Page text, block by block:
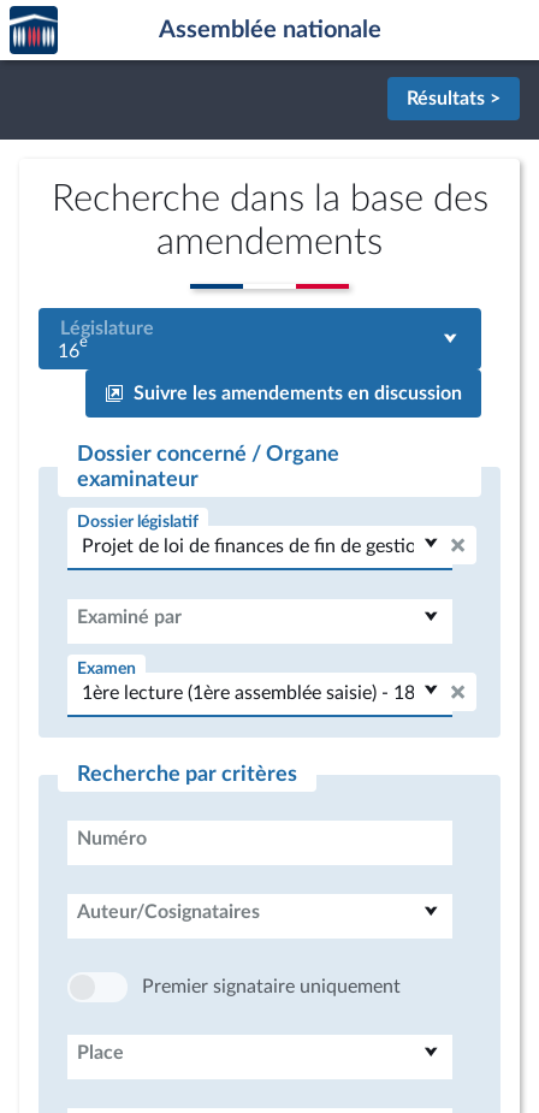
Aller au contenu
Aller en bas de la page
Accèder
à la
page
Assemblée nationale
Résultats >
Recherche dans la base des
amendements
Législature
16e
Suivre les amendements en discussion
Dossier concerné / Organe
examinateur
Dossier législatif
Examiné par
Examen
Recherche par critères
Numéro
Auteur/Cosignataires
Premier signataire uniquement
Place